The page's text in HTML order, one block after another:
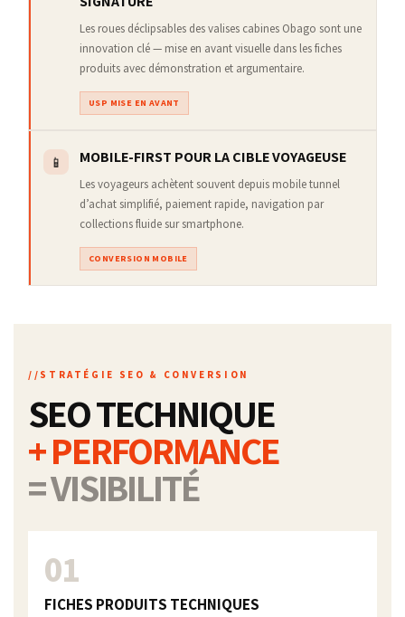
Les roues déclipsables des valises cabines Obago sont une
innovation clé — mise en avant visuelle dans les fiches
produits avec démonstration et argumentaire.
USP MISE EN AVANT
📱 MOBILE-FIRST POUR LA CIBLE VOYAGEUSE
Les voyageurs achètent souvent depuis mobile tunnel
d’achat simplifié, paiement rapide, navigation par
collections fluide sur smartphone.
CONVERSION MOBILE
STRATÉGIE SEO & CONVERSION
SEO TECHNIQUE
+ PERFORMANCE
= VISIBILITÉ
01
FICHES PRODUITS TECHNIQUES